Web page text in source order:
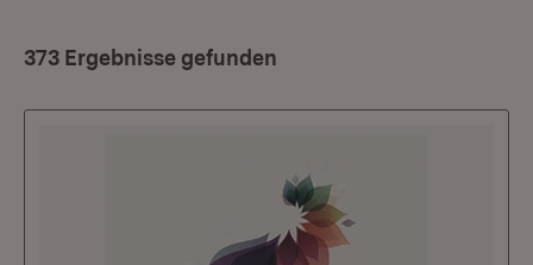
373 Ergebnisse gefunden